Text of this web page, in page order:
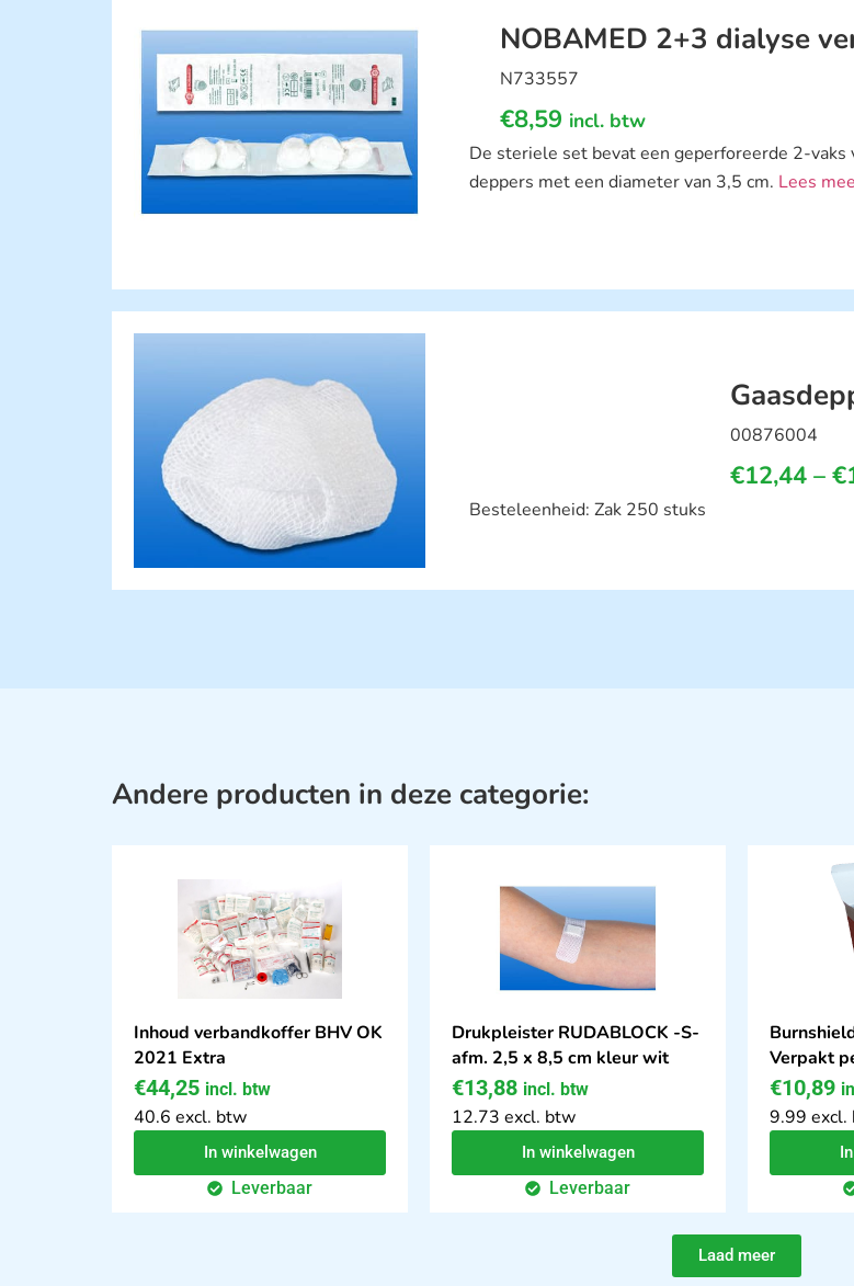
NOBAMED 2+3 dialyse
N733557
€8,59 incl. btw
De steriele set bevat een geperforeerde 2-
deppers met een diameter van 3,5 cm. Lees
00876004
€12,44 – €
Besteleenheid: Zak 250 stuks
Andere producten in deze categorie:
Inhoud verbandkoffer BHV OK
2021 Extra
€44,25 incl. btw
40.6 excl. btw
In winkelwagen
Leverbaar
Drukpleister RUDABLOCK -S-
afm. 2,5 x 8,5 cm kleur wit
€13,88 incl. btw
12.73 excl. btw
In winkelwagen
Leverbaar
Verpakt
€10,89
9.99 excl.
Laad meer